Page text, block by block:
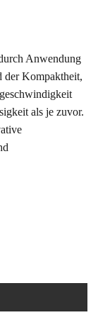
Anwendung
der Kompaktheit,
als je zuvor.